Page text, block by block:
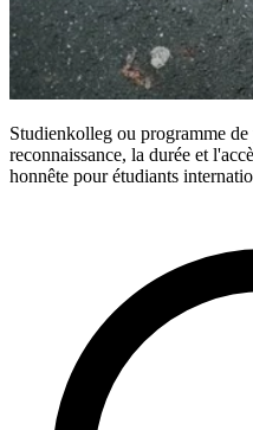
Studienkolleg ou programme de
reconnaissance, la durée et
honnête pour étudiants